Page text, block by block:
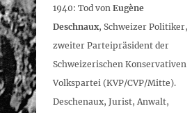
1940: Tod von Eugène
Deschnaux, Schweizer Politiker,
zweiter Parteipräsident der
Schweizerischen Konservativen
Volkspartei (KVP/CVP/Mitte).
Deschenaux, Jurist, Anwalt,